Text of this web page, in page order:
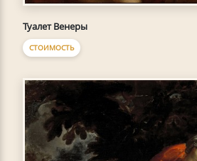
Туалет Венеры
СТОИМОСТЬ